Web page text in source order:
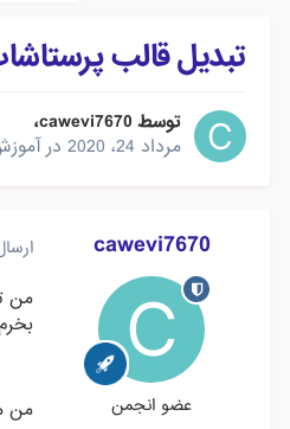
تبدیل قالب
توسط cawevi7670،
مرداد 24، 2020
در
cawevi7670
عضو انجمن
من
من